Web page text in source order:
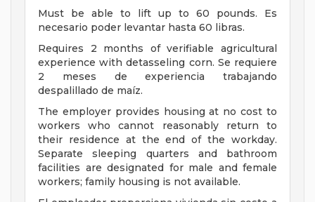
Must be able to lift up to 60 pounds. Es
necesario poder levantar hasta 60 libras.
Requires 2 months of verifiable agricultural
experience with detasseling corn. Se requiere
2 meses de experiencia trabajando
despalillado de maíz.
The employer provides housing at no cost to
workers who cannot reasonably return to
their residence at the end of the workday.
Separate sleeping quarters and bathroom
facilities are designated for male and female
workers; family housing is not available.